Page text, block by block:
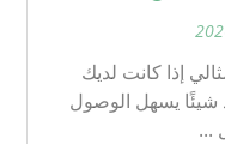
إذا كانت لديك
شيئًا يسهل الوصول
...